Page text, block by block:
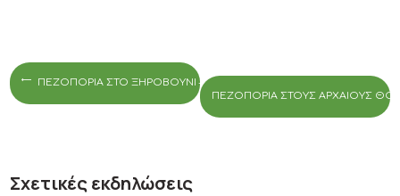
ΠΕΖΟΠΟΡΊΑ ΣΤΟ ΞΗΡΟΒΟΎΝΙ – ΚΕΝΤΡΙΚΉ ΕΎΒΟΙΑ
ΠΕΖΟΠΟΡΊΑ ΣΤΟΥΣ ΑΡΧΑΊΟΥΣ
Σχετικές εκδηλώσεις